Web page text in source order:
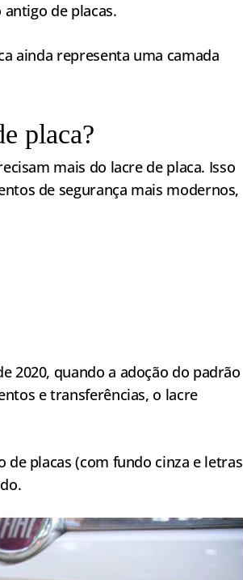
de placas.
ainda representa uma camada
placa?
mais do lacre de placa. Isso
de segurança mais modernos,
2020, quando a adoção do padrão
e transferências, o lacre
de placas (com fundo cinza e letras